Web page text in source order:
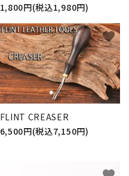
1,800円(税込1,980円)
FLINT CREASER
6,500円(税込7,150円)
favorite